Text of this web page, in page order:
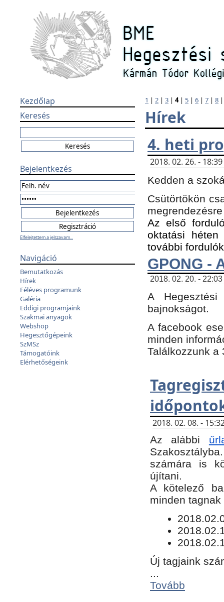
Kezdőlap
Keresés
Bejelentkezés
Elfelejtettem a jelszavam...
Navigáció
Bemutatkozás
Hírek
Féléves programunk
Galéria
Eddigi programjaink
Szakmai anyagok
Webshop
Hegesztőgépeink
SzMSz
Támogatóink
Elérhetőségeink
1 | 2 | 3 | 4| 5 | 6 | 7 | 8
Hírek
4. heti
2018. 02. 26. -
Kedden a
Csütörtökön
Az első
oktatási
további
GPONG -
2018. 02. 20. -
A
bajnokságot.
A facebook
minden
Találkozzunk a
2018. 02. 08. -
Az alábbi
számára is
újítani.
​A kötelező
minden
Új tagjaink
Tovább